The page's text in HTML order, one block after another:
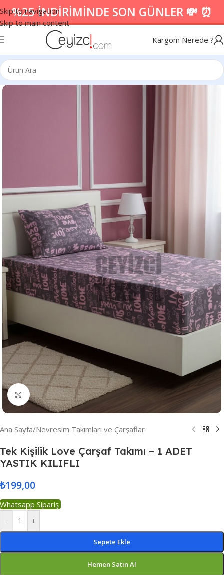
Skip to navigation
Skip to main content
%25 İNDİRİMİNDE SON GÜNLER 💸 ⏰
Kargom Nerede ?
Resmi Büyüt
Ana Sayfa/Nevresim Takımları ve Çarşaflar
Tek Kişilik Love Çarşaf Takımı – 1 ADET
YASTIK KILIFLI
₺199,00
Whatsapp Sipariş
-
+
Sepete Ekle
Hemen Satın Al